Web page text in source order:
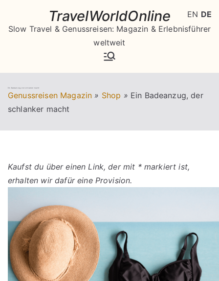
springen
TravelWorldOnline
Slow Travel & Genussreisen: Magazin & Erlebnisführer
weltweit
Ein Badeanzug, der schlanker macht
Genussreisen Magazin » Shop » Ein Badeanzug, der
schlanker macht
Kaufst du über einen Link, der mit * markiert ist,
erhalten wir dafür eine Provision.
EN DE